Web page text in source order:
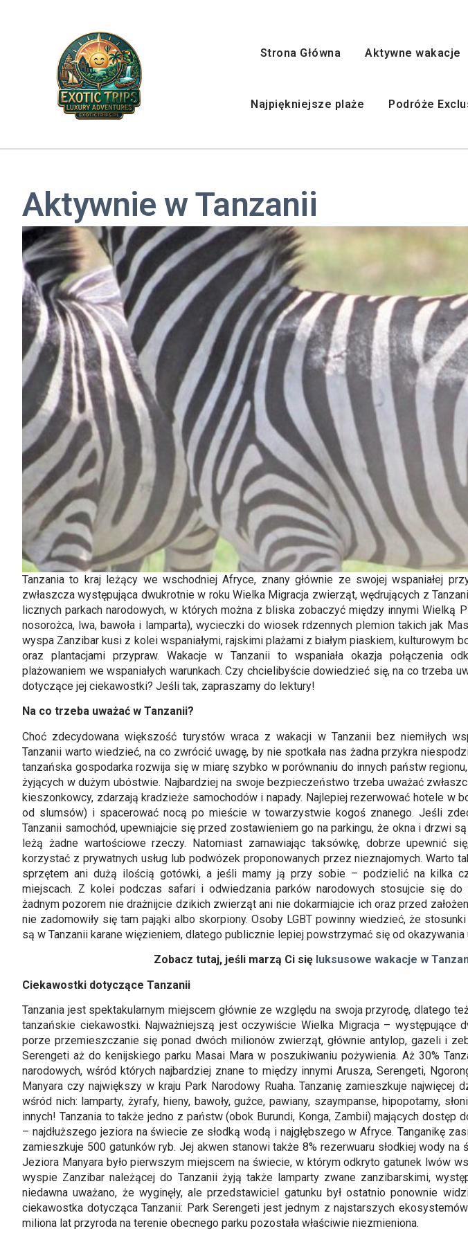
Strona Główna Aktywne wakacje
Najpiękniejsze plaże Podróże
Aktywnie w Tanzanii
Tanzania to kraj leżący we wschodniej Afryce, znany głównie ze swojej wspaniałej
zwłaszcza występująca dwukrotnie w roku Wielka Migracja zwierząt, wędrujących z
licznych parkach narodowych, w których można z bliska zobaczyć między innymi Wielką
nosorożca, lwa, bawoła i lamparta), wycieczki do wiosek rdzennych plemion takich jak
wyspa Zanzibar kusi z kolei wspaniałymi, rajskimi plażami z białym piaskiem, kulturowym
oraz plantacjami przypraw. Wakacje w Tanzanii to wspaniała okazja połączenia
plażowaniem we wspaniałych warunkach. Czy chcielibyście dowiedzieć się, na co trzeba
dotyczące jej ciekawostki? Jeśli tak, zapraszamy do lektury!
Na co trzeba uważać w Tanzanii?
Choć zdecydowana większość turystów wraca z wakacji w Tanzanii bez niemiłych
Tanzanii warto wiedzieć, na co zwrócić uwagę, by nie spotkała nas żadna przykra
tanzańska gospodarka rozwija się w miarę szybko w porównaniu do innych państw
żyjących w dużym ubóstwie. Najbardziej na swoje bezpieczeństwo trzeba uważać
kieszonkowcy, zdarzają kradzieże samochodów i napady. Najlepiej rezerwować hotele w
od slumsów) i spacerować nocą po mieście w towarzystwie kogoś znanego. Jeśli
Tanzanii samochód, upewniajcie się przed zostawieniem go na parkingu, że okna i drzwi
leżą żadne wartościowe rzeczy. Natomiast zamawiając taksówkę, dobrze upewnić
korzystać z prywatnych usług lub podwózek proponowanych przez nieznajomych. Warto
sprzętem ani dużą ilością gotówki, a jeśli mamy ją przy sobie – podzielić na kilka
miejscach. Z kolei podczas safari i odwiedzania parków narodowych stosujcie się do
żadnym pozorem nie drażnijcie dzikich zwierząt ani nie dokarmiajcie ich oraz przed
nie zadomowiły się tam pająki albo skorpiony. Osoby LGBT powinny wiedzieć, że
są w Tanzanii karane więzieniem, dlatego publicznie lepiej powstrzymać się od okazywania
Zobacz tutaj, jeśli marzą Ci się luksusowe wakacje w
Ciekawostki dotyczące Tanzanii
Tanzania jest spektakularnym miejscem głównie ze względu na swoja przyrodę, dlatego
tanzańskie ciekawostki. Najważniejszą jest oczywiście Wielka Migracja – występujące
porze przemieszczanie się ponad dwóch milionów zwierząt, głównie antylop, gazeli i
Serengeti aż do kenijskiego parku Masai Mara w poszukiwaniu pożywienia. Aż 30%
narodowych, wśród których najbardziej znane to między innymi Arusza, Serengeti,
Manyara czy największy w kraju Park Narodowy Ruaha. Tanzanię zamieszkuje najwięcej
wśród nich: lamparty, żyrafy, hieny, bawoły, guźce, pawiany, szaympanse, hipopotamy,
innych! Tanzania to także jedno z państw (obok Burundi, Konga, Zambii) mających dostęp
– najdłuższego jeziora na świecie ze słodką wodą i najgłębszego w Afryce. Tanganikę
zamieszkuje 500 gatunków ryb. Jej akwen stanowi także 8% rezerwuaru słodkiej wody na
Jeziora Manyara było pierwszym miejscem na świecie, w którym odkryto gatunek lwów
wyspie Zanzibar należącej do Tanzanii żyją także lamparty zwane zanzibarskimi,
niedawna uważano, że wyginęły, ale przedstawiciel gatunku był ostatnio ponownie
ciekawostka dotycząca Tanzanii: Park Serengeti jest jednym z najstarszych
miliona lat przyroda na terenie obecnego parku pozostała właściwie niezmieniona.